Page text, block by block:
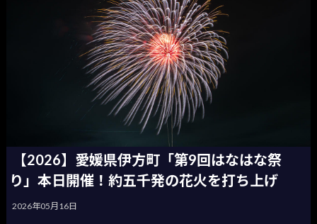
【2026】愛媛県伊方町「第9回はなはな祭
り」本日開催！約五千発の花火を打ち上げ
2026年05月16日